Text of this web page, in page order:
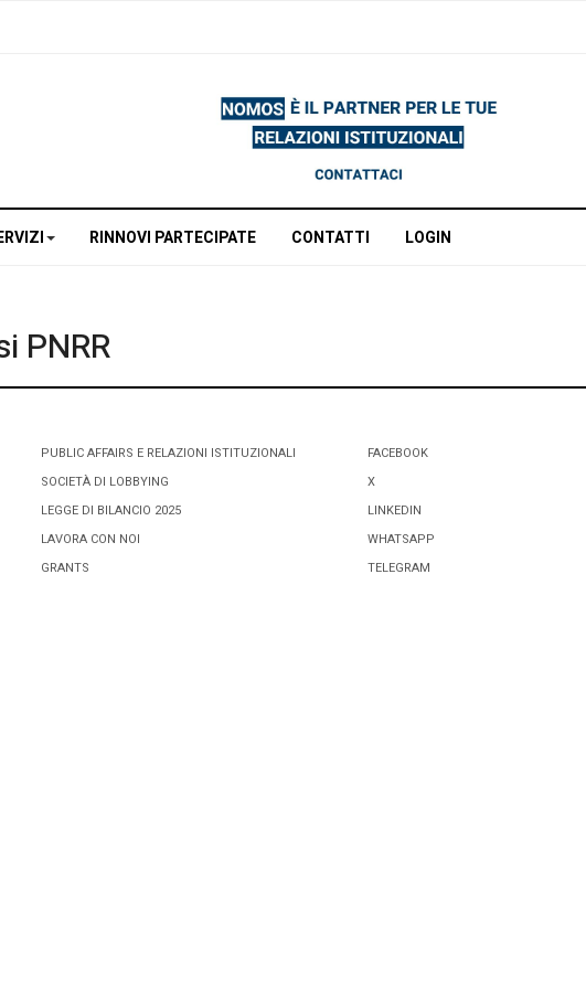
RINNOVI PARTECIPATE CONTATTI LOGIN
PNRR
PUBLIC AFFAIRS E RELAZIONI ISTITUZIONALI
SOCIETÀ DI LOBBYING
LEGGE DI BILANCIO 2025
LAVORA CON NOI
GRANTS
FACEBOOK
X
LINKEDIN
WHATSAPP
TELEGRAM